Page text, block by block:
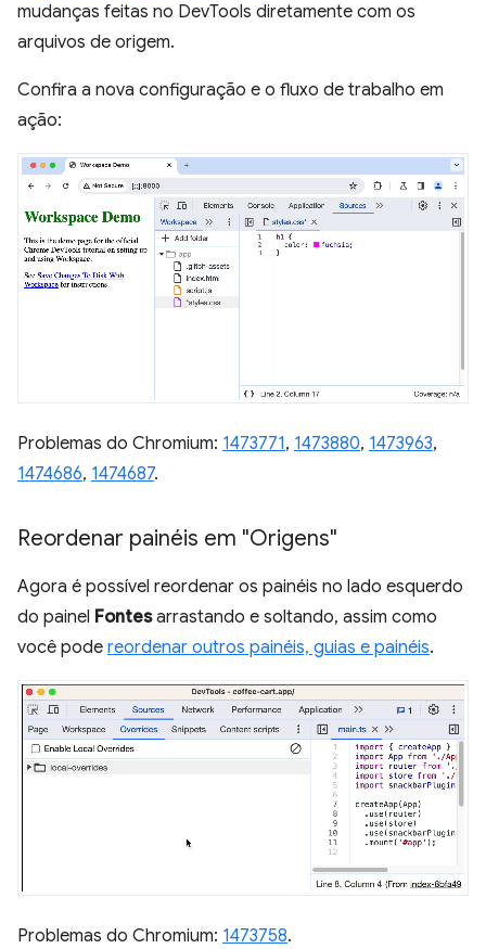
mudanças feitas no DevTools diretamente com os
arquivos de origem.
Confira a nova configuração e o fluxo de trabalho em
ação:
Problemas do Chromium: 1473771, 1473880, 1473963,
1474686, 1474687.
Reordenar painéis em "Origens"
Agora é possível reordenar os painéis no lado esquerdo
do painel Fontesarrastando e soltando, assim como
você pode reordenar outros painéis, guias e painéis.
Problemas do Chromium: 1473758.